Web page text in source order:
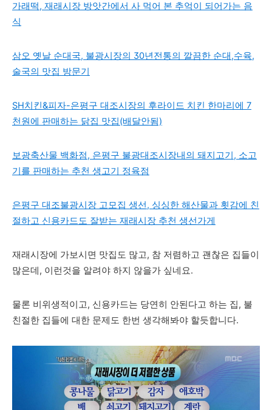
가래떡, 재래시장 방앗간에서 사 먹어 본 추억이 되어가는 음
식
삼오 옛날 순대국, 불광시장의 30년전통의 깔끔한 순대,수육,
술국의 맛집 방문기
SH치킨&피자-은평구 대조시장의 후라이드 치킨 한마리에 7
천원에 판매하는 닭집 맛집(배달안됨)
보광축산물 백화점, 은평구 불광대조시장내의 돼지고기, 소고
기를 판매하는 추천 생고기 정육점
은평구 대조불광시장 고모집 생선, 싱싱한 해산물과 횟감에 친
절하고 신용카드도 잘받는 재래시장 추천 생선가게
재래시장에 가보시면 맛집도 많고, 참 저렴하고 괜찮은 집들이
많은데, 이런것을 알려야 하지 않을가 싶네요.
물론 비위생적이고, 신용카드는 당연히 안된다고 하는 집, 불
친절한 집들에 대한 문제도 한번 생각해봐야 할듯합니다.